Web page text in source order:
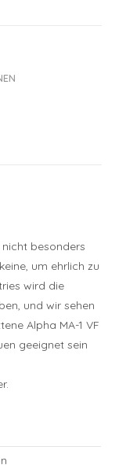
besonders
um ehrlich zu
wird die
und wir sehen
Alpha MA-1 VF
geeignet sein